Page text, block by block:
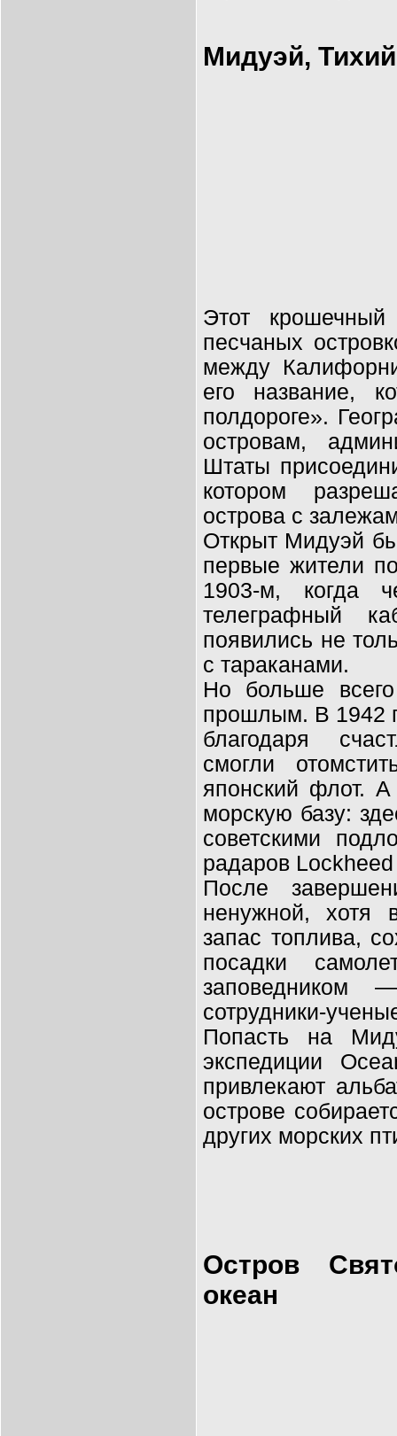
Мидуэй,
Этот
песчаных
между
его название,
полдороге».
островам,
Штаты
котором
острова с
Открыт Мидуэй
первые жители
1903-м, когда
телеграфный
появились не
с тараканами.
Но больше
прошлым. В 1942
благодаря
смогли
японский флот.
морскую базу:
советскими
радаров
После
ненужной, хотя
запас топлива,
посадки
сотрудники-
Попасть на
экспедиции
привлекают
острове
других морских
Остров
океан